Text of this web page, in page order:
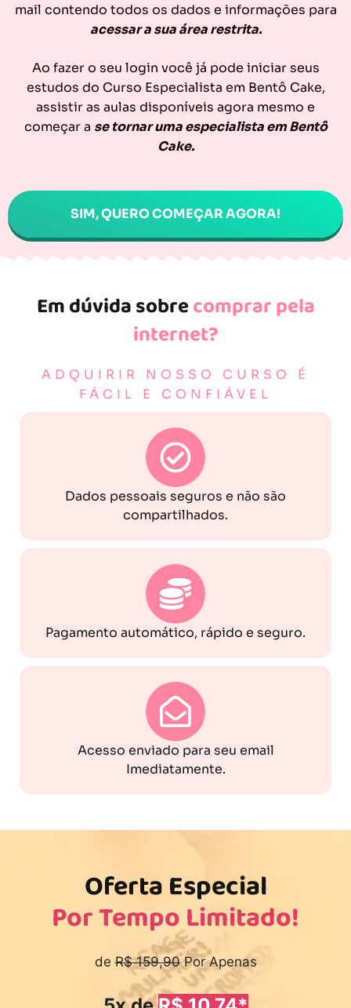
mail contendo todos os dados e informações para
acessar a sua área restrita.
Ao fazer o seu login você já pode iniciar seus
estudos do Curso Especialista em Bentô Cake,
assistir as aulas disponíveis agora mesmo e
começar a se tornar uma especialista em Bentô
Cake.
SIM, QUERO COMEÇAR AGORA!
Em dúvida sobrecomprar pela
internet?
ADQUIRIR NOSSO CURSO É
FÁCIL E CONFIÁVEL
Dados pessoais seguros e não são
compartilhados.
Pagamento automático, rápido e seguro.
Acesso enviado para seu email
Imediatamente.
Oferta Especial
Por Tempo Limitado!
deR$ 159,90Por Apenas